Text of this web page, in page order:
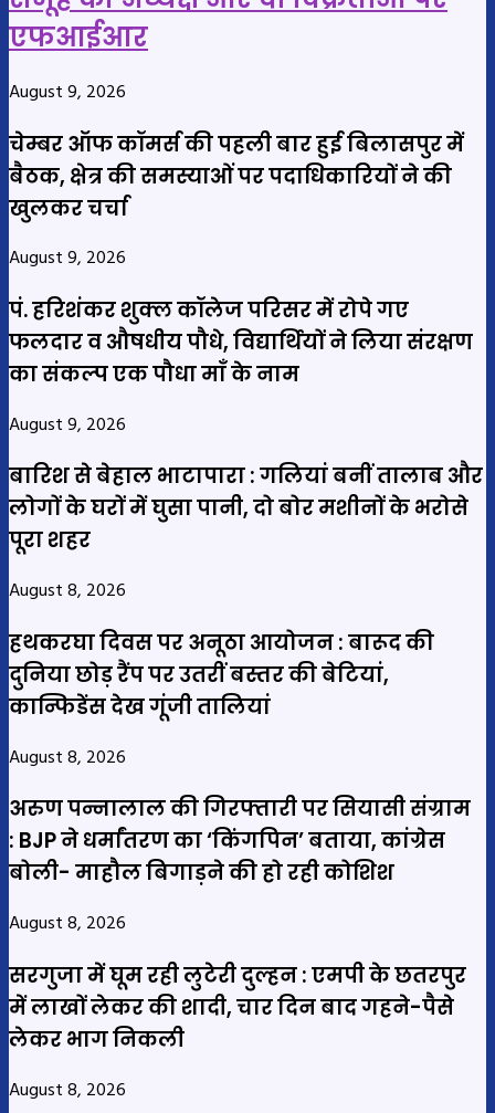
एफआईआर
August 9, 2026
चेम्बर ऑफ कॉमर्स की पहली बार हुई बिलासपुर में
बैठक, क्षेत्र की समस्याओं पर पदाधिकारियों ने की
खुलकर चर्चा
August 9, 2026
पं. हरिशंकर शुक्ल कॉलेज परिसर में रोपे गए
फलदार व औषधीय पौधे, विद्यार्थियों ने लिया संरक्षण
का संकल्प एक पौधा माँ के नाम
August 9, 2026
बारिश से बेहाल भाटापारा : गलियां बनीं तालाब और
लोगों के घरों में घुसा पानी, दो बोर मशीनों के भरोसे
पूरा शहर
August 8, 2026
हथकरघा दिवस पर अनूठा आयोजन : बारूद की
दुनिया छोड़ रैंप पर उतरीं बस्तर की बेटियां,
कान्फिडेंस देख गूंजी तालियां
August 8, 2026
अरुण पन्नालाल की गिरफ्तारी पर सियासी संग्राम
: BJP ने धर्मांतरण का ‘किंगपिन’ बताया, कांग्रेस
बोली- माहौल बिगाड़ने की हो रही कोशिश
August 8, 2026
सरगुजा में घूम रही लुटेरी दुल्हन : एमपी के छतरपुर
में लाखों लेकर की शादी, चार दिन बाद गहने-पैसे
लेकर भाग निकली
August 8, 2026